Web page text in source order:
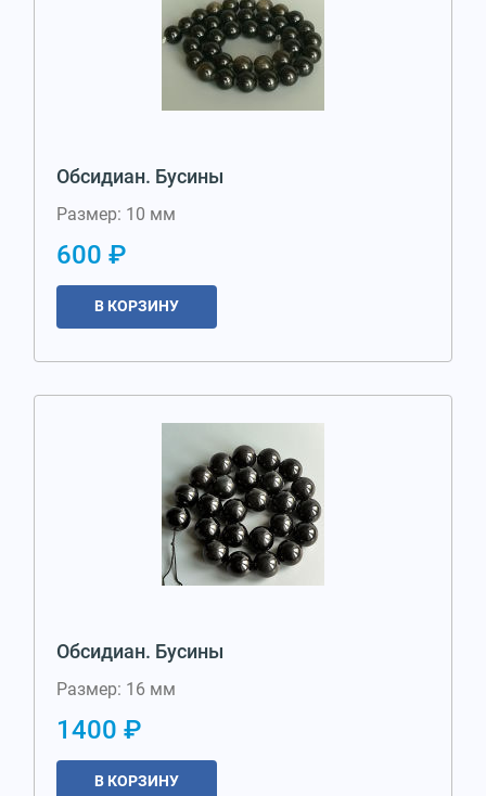
Обсидиан. Бусины
Размер: 10 мм
600 ₽
В КОРЗИНУ
Обсидиан. Бусины
Размер: 16 мм
1400 ₽
В КОРЗИНУ